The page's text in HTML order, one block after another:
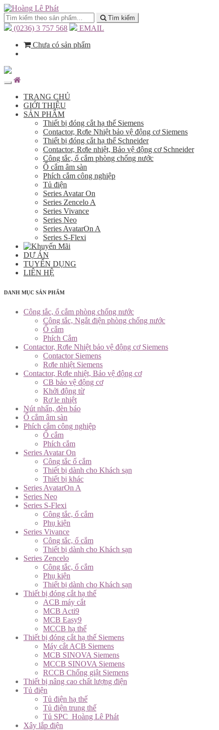
Tìm kiếm
(0236) 3 757 568
EMAIL
Chưa có sản phẩm
TRANG CHỦ
GIỚI THIỆU
SẢN PHẨM
Thiết bị đóng cắt hạ thế Siemens
Contactor, Rơle Nhiệt bảo vệ động cơ Siemens
Thiết bị đóng cắt hạ thế Schneider
Contactor, Rơle nhiệt, Bảo vệ động cơ Schneider
Công tắc, ổ cắm phòng chống nước
Ổ cắm âm sàn
Phích cắm công nghiệp
Tủ điện
Series Avatar On
Series Zencelo A
Series Vivance
Series Neo
Series AvatarOn A
Series S-Flexi
DỰ ÁN
TUYỂN DỤNG
LIÊN HỆ
DANH MỤC SẢN PHẨM
Công tắc, ổ cắm phòng chống nước
Công tắc, Ngắt điện phòng chống nước
Ổ cắm
Phích Cắm
Contactor, Rơle Nhiệt bảo vệ động cơ Siemens
Contactor Siemens
Rơle nhiệt Siemens
Contactor, Rơle nhiệt, Bảo vệ động cơ
CB bảo vệ động cơ
Khởi động từ
Rơ le nhiệt
Nút nhấn, đèn báo
Ổ cắm âm sàn
Phích cắm công nghiệp
Ổ cắm
Phích cắm
Series Avatar On
Công tắc ổ cắm
Thiết bị dành cho Khách sạn
Thiết bị khác
Series AvatarOn A
Series Neo
Series S-Flexi
Công tắc, ổ cắm
Phụ kiện
Series Vivance
Công tắc, ổ cắm
Thiết bị dành cho Khách sạn
Series Zencelo
Công tắc, ổ cắm
Phụ kiện
Thiết bị dành cho Khách sạn
Thiết bị đóng cắt hạ thế
ACB máy cắt
MCB Acti9
MCB Easy9
MCCB hạ thế
Thiết bị đóng cắt hạ thế Siemens
Máy cắt ACB Siemens
MCB SINOVA Siemens
MCCB SINOVA Siemens
RCCB Chống giật Siemens
Thiết bị nâng cao chất lượng điện
Tủ điện
Tủ điện hạ thế
Tủ điện trung thế
Tủ SPC_Hoàng Lê Phát
Xây lắp điện